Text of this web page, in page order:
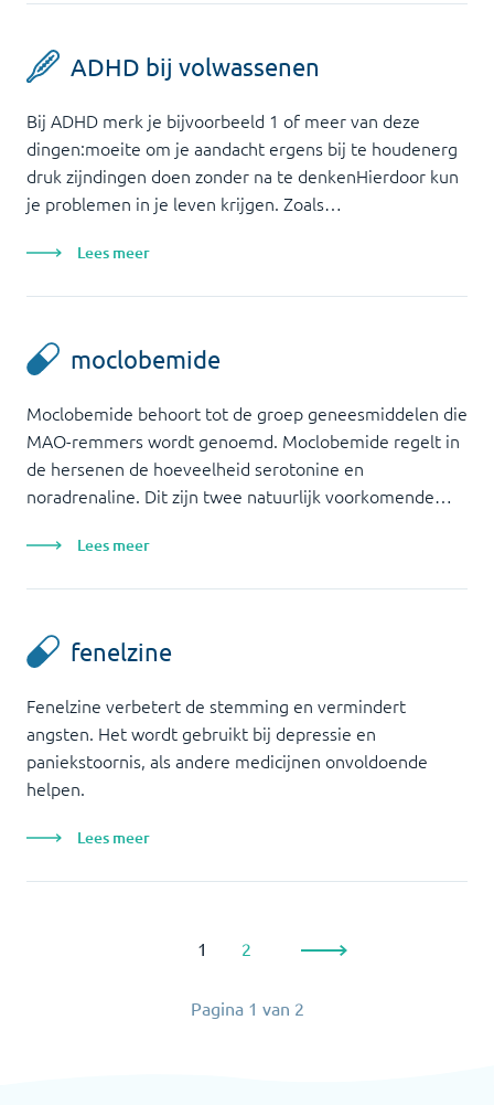
ADHD bij volwassenen
Bij ADHD merk je bijvoorbeeld 1 of meer van deze
dingen:moeite om je aandacht ergens bij te houdenerg
druk zijndingen doen zonder na te denkenHierdoor kun
je problemen in je leven krijgen. Zoals…
Lees meer
moclobemide
Moclobemide behoort tot de groep geneesmiddelen die
MAO-remmers wordt genoemd. Moclobemide regelt in
de hersenen de hoeveelheid serotonine en
noradrenaline. Dit zijn twee natuurlijk voorkomende…
Lees meer
fenelzine
Fenelzine verbetert de stemming en vermindert
angsten. Het wordt gebruikt bij depressie en
paniekstoornis, als andere medicijnen onvoldoende
helpen.
Lees meer
1 2
Pagina 1 van 2